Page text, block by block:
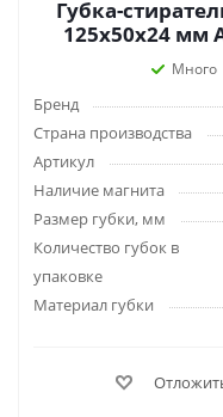
Губка-
125х50х24 мм
Много
Бренд
Страна производства
Артикул
Наличие магнита
Размер губки, мм
Количество губок в
упаковке
Материал губки